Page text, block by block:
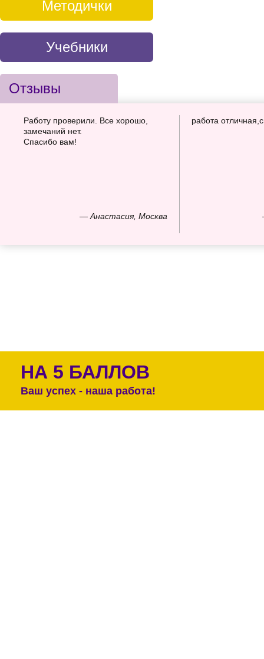
Методички
Учебники
Отзывы
— Анастасия, Москва
Работу проверили. Все хорошо,
замечаний нет.
Спасибо вам!
работа
НА 5 БАЛЛОВ
Ваш успех - наша работа!